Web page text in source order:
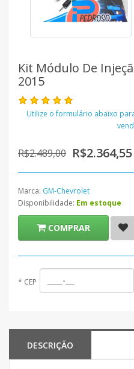
Kit Módulo De
2015
Utilize o formulário abaixo
R$2.489,00 R$2.364,55
Marca: GM-Chevrolet
Disponibilidade: Em estoque
COMPRAR
* CEP
DESCRIÇÃO